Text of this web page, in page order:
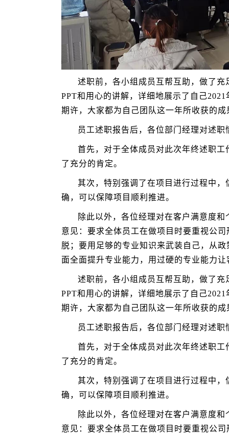
述职前，各小组成员互帮互助，做了
PPT和用心的讲解，详细地展示了自己
期许，大家都为自己团队这一年所收获的成
员工述职报告后，各位部门经理对述职
首先，对于全体成员对此次年终述职
了充分的肯定。
其次，特别强调了在项目进行过程中
确，可以保障项目顺利推进。
除此以外，各位经理对在客户满意度
意见：要求全体员工在做项目时要重视公
脱；要用足够的专业知识来武装自己，从
面全面提升专业能力，用过硬的专业能力
述职前，各小组成员互帮互助，做了
PPT和用心的讲解，详细地展示了自己
期许，大家都为自己团队这一年所收获的成
员工述职报告后，各位部门经理对述职
首先，对于全体成员对此次年终述职
了充分的肯定。
其次，特别强调了在项目进行过程中
确，可以保障项目顺利推进。
除此以外，各位经理对在客户满意度
意见：要求全体员工在做项目时要重视公